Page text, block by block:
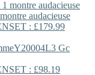
audacieuse
: £179.99
Y20004L3 Gc
: £98.19